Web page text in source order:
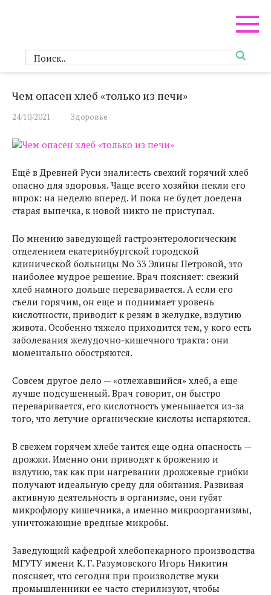
Чем опасен хлеб «только из печи»
24/10/2021 Здоровье
Ещё в Древней Руси знали:есть свежий горячий хлеб
опасно для здоровья. Чаще всего хозяйки пекли его
впрок: на неделю вперед. И пока не будет доедена
старая выпечка, к новой никто не приступал.
По мнению заведующей гастроэнтерологическим
отделением екатеринбургской городской
клинической больницы No 33 Элины Петровой, это
наиболее мудрое решение. Врач поясняет: свежий
хлеб намного дольше переваривается. А если его
съели горячим, он еще и поднимает уровень
кислотности, приводит к резям в желудке, вздутию
живота. Особенно тяжело приходится тем, у кого есть
заболевания желудочно-кишечного тракта: они
моментально обостряются.
Совсем другое дело — «отлежавшийся» хлеб, а еще
лучше подсушенный. Врач говорит, он быстро
переваривается, его кислотность уменьшается из-за
того, что летучие органические кислоты испаряются.
В свежем горячем хлебе таится еще одна опасность —
дрожжи. Именно они приводят к брожению и
вздутию, так как при нагревании дрожжевые грибки
получают идеальную среду для обитания. Развивая
активную деятельность в организме, они губят
микрофлору кишечника, а именно микроорганизмы,
уничтожающие вредные микробы.
Заведующий кафедрой хлебопекарного производства
МГУТУ имени К. Г. Разумовского Игорь Никитин
поясняет, что сегодня при производстве муки
промышленники ее часто стерилизуют, чтобы